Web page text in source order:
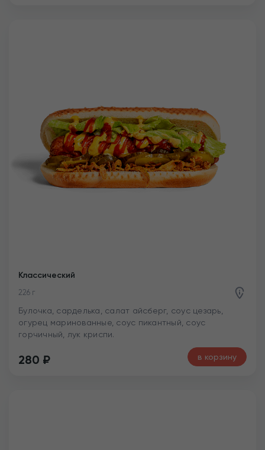
Классический
226 г
Булочка, сарделька, салат айсберг, соус цезарь,
огурец маринованные, соус пикантный, соус
горчичный, лук криспи.
280 ₽ в корзину